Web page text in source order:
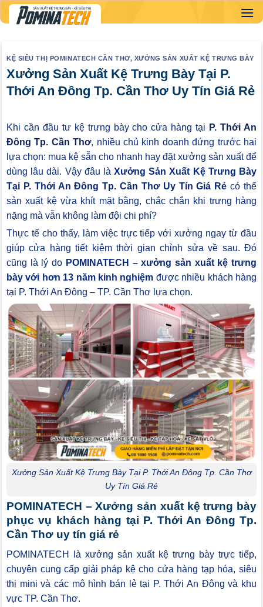
Skip
to
KỆ SIÊU THỊ POMINATECH CẦN THƠ, XƯỞNG SẢN XUẤT KỆ TRƯNG BÀY
Xưởng Sản Xuất Kệ Trưng Bày Tại P.
Thới An Đông Tp. Cần Thơ Uy Tín Giá Rẻ
Khi cần đầu tư kệ trưng bày cho cửa hàng tại P. Thới An
Đông Tp. Cần Thơ, nhiều chủ kinh doanh đứng trước hai
lựa chọn: mua kệ sẵn cho nhanh hay đặt xưởng sản xuất để
dùng lâu dài. Vậy đâu làXưởng Sản Xuất Kệ Trưng Bày
Tại P. Thới An Đông Tp. Cần Thơ Uy Tín Giá Rẻ có thể
sản xuất kệ vừa khít mặt bằng, chắc chắn khi trưng hàng
nặng mà vẫn không làm đội chi phí?
Thực tế cho thấy, làm việc trực tiếp với xưởng ngay từ đầu
giúp cửa hàng tiết kiệm thời gian chỉnh sửa về sau. Đó
cũng là lý do POMINATECH – xưởng sản xuất kệ trưng
bày với hơn 13 năm kinh nghiệm được nhiều khách hàng
tại P. Thới An Đông – TP. Cần Thơ lựa chọn.
Xưởng Sản Xuất Kệ Trưng Bày Tại P. Thới An Đông Tp. Cần Thơ
Uy Tín Giá Rẻ
POMINATECH – Xưởng sản xuất kệ trưng bày
phục vụ khách hàng tại P. Thới An Đông Tp.
Cần Thơ uy tín giá rẻ
POMINATECH là xưởng sản xuất kệ trưng bày trực tiếp,
chuyên cung cấp giải pháp kệ cho cửa hàng tạp hóa, siêu
thị mini và các mô hình bán lẻ tại P. Thới An Đông và khu
vực TP. Cần Thơ.